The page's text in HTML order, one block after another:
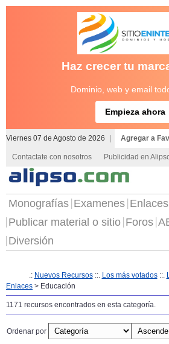
Haz crecer tu
Dominio, web y email
Empieza ahora
Viernes 07 de Agosto de 2026 Agregar a
Contactate con nosotros Publicidad en
Monografías Examenes Enlaces
Publicar material o sitio Foros
Diversión
.: Nuevos Recursos::. Los más votados::.
Enlaces > Educación
1171 recursos encontrados en esta categoría.
Ordenar por